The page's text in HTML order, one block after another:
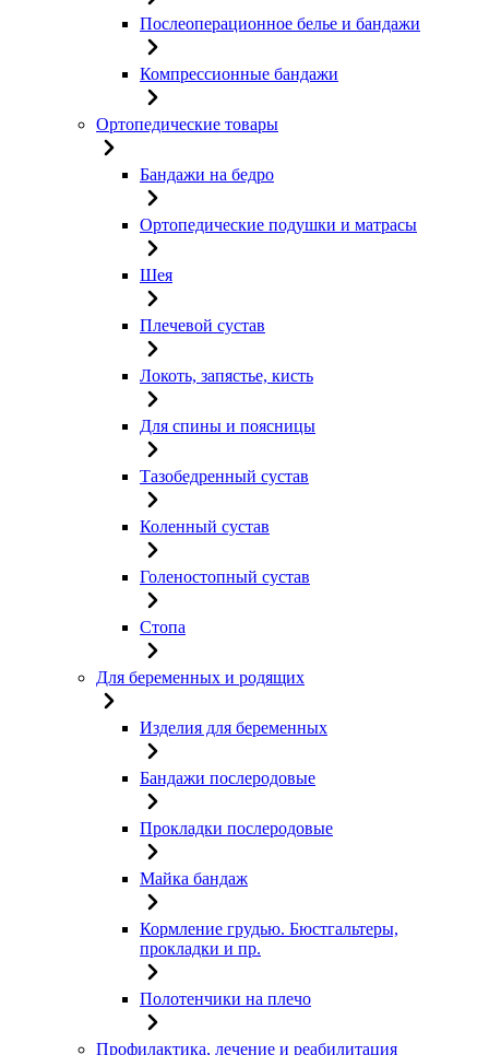
Послеоперационное белье и бандажи
Компрессионные бандажи
Ортопедические товары
Бандажи на бедро
Ортопедические подушки и матрасы
Шея
Плечевой сустав
Локоть, запястье, кисть
Для спины и поясницы
Тазобедренный сустав
Коленный сустав
Голеностопный сустав
Стопа
Для беременных и родящих
Изделия для беременных
Бандажи послеродовые
Прокладки послеродовые
Майка бандаж
Кормление грудью. Бюстгальтеры,
прокладки и пр.
Полотенчики на плечо
Профилактика, лечение и реабилитация